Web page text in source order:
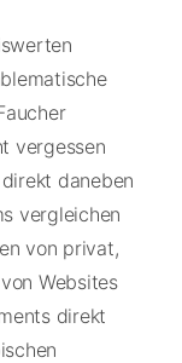
vergessen
daneben
vergleichen
von privat,
Websites
direkt